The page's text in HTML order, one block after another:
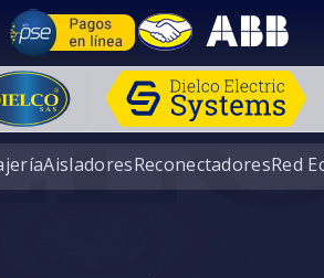
AisladoresReconectadoresRed